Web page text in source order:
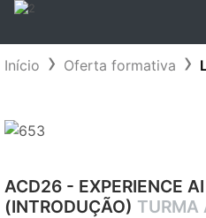
Início Oferta formativa
ACD26 - EXPERIENCE
(INTRODUÇÃO)